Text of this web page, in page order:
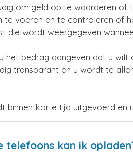
om geld op te waarderen
te voeren en te controleren of
die wordt weergegeven
het bedrag aangeven dat u
transparant en u wordt te
binnen korte tijd uitgevoerd en
telefoons kan ik